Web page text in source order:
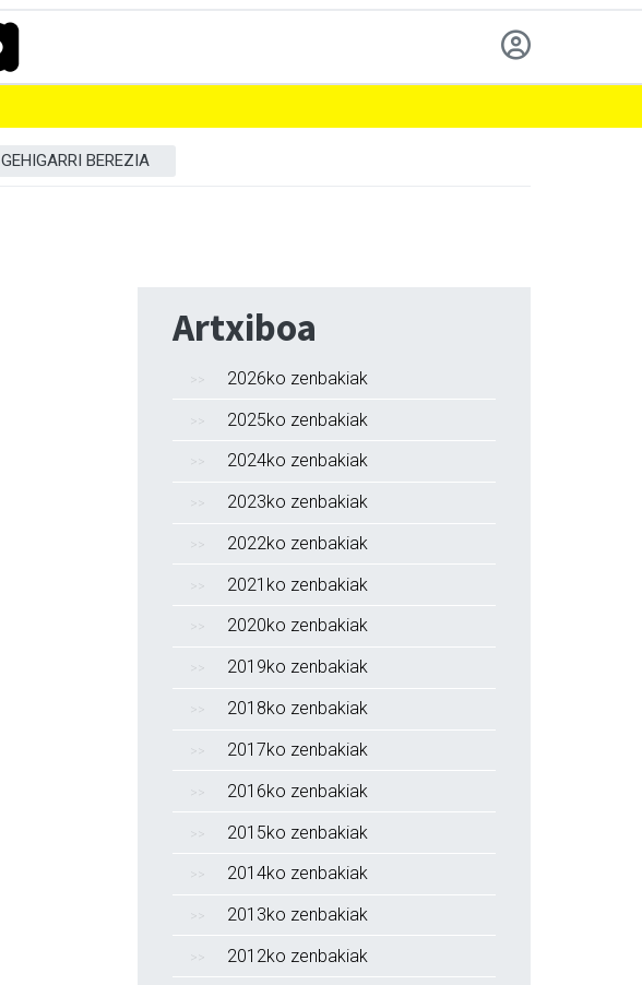
GEHIGARRI BEREZIA
Artxiboa
2026ko zenbakiak
2025ko zenbakiak
2024ko zenbakiak
2023ko zenbakiak
2022ko zenbakiak
2021ko zenbakiak
2020ko zenbakiak
2019ko zenbakiak
2018ko zenbakiak
2017ko zenbakiak
2016ko zenbakiak
2015ko zenbakiak
2014ko zenbakiak
2013ko zenbakiak
2012ko zenbakiak